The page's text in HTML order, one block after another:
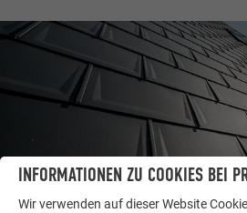
INFORMATIONEN ZU COOKIES BEI
Wir verwenden auf dieser Website